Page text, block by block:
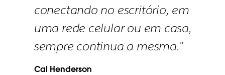
conectando no escritório, em
uma rede celular ou em casa,
sempre continua a mesma.”
Cal Henderson